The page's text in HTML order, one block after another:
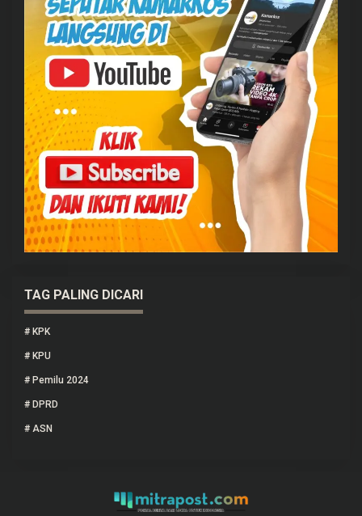
TAG PALING DICARI
# KPK
# KPU
# Pemilu 2024
# DPRD
# ASN